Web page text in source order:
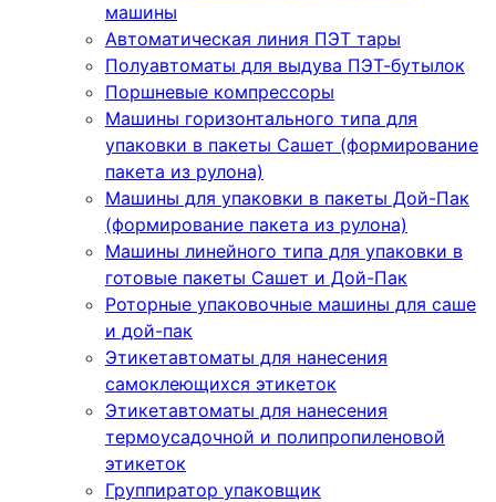
машины
Автоматическая линия ПЭТ тары
Полуавтоматы для выдува ПЭТ-бутылок
Поршневые компрессоры
Машины горизонтального типа для
упаковки в пакеты Сашет (формирование
пакета из рулона)
Машины для упаковки в пакеты Дой-Пак
(формирование пакета из рулона)
Машины линейного типа для упаковки в
готовые пакеты Сашет и Дой-Пак
Роторные упаковочные машины для саше
и дой-пак
Этикетавтоматы для нанесения
самоклеющихся этикеток
Этикетавтоматы для нанесения
термоусадочной и полипропиленовой
этикеток
Группиратор упаковщик